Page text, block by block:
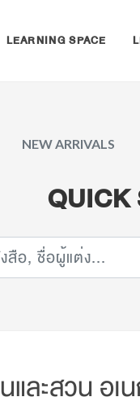
LEARNING SPACE
NEW ARRIVALS
QUICK
และสวน อเ